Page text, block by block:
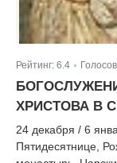
Рейтинг: 6.4
ХРИСТОВА В
24 декабря / 6
Пятидесятнице,